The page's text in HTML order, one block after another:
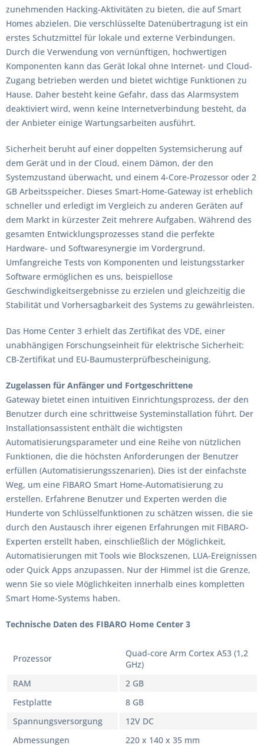
zunehmenden Hacking-Aktivitäten zu bieten, die auf Smart
Homes abzielen. Die verschlüsselte Datenübertragung ist ein
erstes Schutzmittel für lokale und externe Verbindungen.
Durch die Verwendung von vernünftigen, hochwertigen
Komponenten kann das Gerät lokal ohne Internet- und Cloud-
Zugang betrieben werden und bietet wichtige Funktionen zu
Hause. Daher besteht keine Gefahr, dass das Alarmsystem
deaktiviert wird, wenn keine Internetverbindung besteht, da
der Anbieter einige Wartungsarbeiten ausführt.
Sicherheit beruht auf einer doppelten Systemsicherung auf
dem Gerät und in der Cloud, einem Dämon, der den
Systemzustand überwacht, und einem 4-Core-Prozessor oder 2
GB Arbeitsspeicher. Dieses Smart-Home-Gateway ist erheblich
schneller und erledigt im Vergleich zu anderen Geräten auf
dem Markt in kürzester Zeit mehrere Aufgaben. Während des
gesamten Entwicklungsprozesses stand die perfekte
Hardware- und Softwaresynergie im Vordergrund.
Umfangreiche Tests von Komponenten und leistungsstarker
Software ermöglichen es uns, beispiellose
Geschwindigkeitsergebnisse zu erzielen und gleichzeitig die
Stabilität und Vorhersagbarkeit des Systems zu gewährleisten.
Das Home Center 3 erhielt das Zertifikat des VDE, einer
unabhängigen Forschungseinheit für elektrische Sicherheit:
CB-Zertifikat und EU-Baumusterprüfbescheinigung.
Zugelassen für Anfänger und Fortgeschrittene
Gateway bietet einen intuitiven Einrichtungsprozess, der den
Benutzer durch eine schrittweise Systeminstallation führt. Der
Installationsassistent enthält die wichtigsten
Automatisierungsparameter und eine Reihe von nützlichen
Funktionen, die die höchsten Anforderungen der Benutzer
erfüllen (Automatisierungsszenarien). Dies ist der einfachste
Weg, um eine FIBARO Smart Home-Automatisierung zu
erstellen. Erfahrene Benutzer und Experten werden die
Hunderte von Schlüsselfunktionen zu schätzen wissen, die sie
durch den Austausch ihrer eigenen Erfahrungen mit FIBARO-
Experten erstellt haben, einschließlich der Möglichkeit,
Automatisierungen mit Tools wie Blockszenen, LUA-Ereignissen
oder Quick Apps anzupassen. Nur der Himmel ist die Grenze,
wenn Sie so viele Möglichkeiten innerhalb eines kompletten
Smart Home-Systems haben.
Technische Daten des FIBARO Home Center 3
Prozessor
Quad-core Arm Cortex A53 (1,2
GHz)
RAM
2 GB
Festplatte
8 GB
Spannungsversorgung
12V DC
Abmessungen
220 x 140 x 35 mm